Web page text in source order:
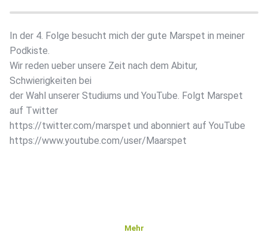
In der 4. Folge besucht mich der gute Marspet in meiner
Podkiste.
Wir reden ueber unsere Zeit nach dem Abitur,
Schwierigkeiten bei
der Wahl unserer Studiums und YouTube. Folgt Marspet
auf Twitter
https://twitter.com/marspet und abonniert auf YouTube
https://www.youtube.com/user/Maarspet
Mehr